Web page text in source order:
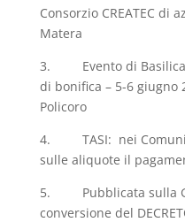
Consorzio CREATEC di
Matera
3. Evento di
di bonifica – 5-6 giugno
Policoro
4. TASI: nei Comuni
sulle aliquote il
5. Pubblicata sulla
conversione del